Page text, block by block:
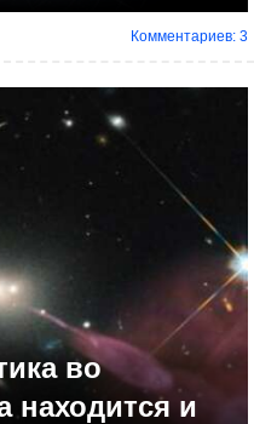
Комментариев: 3
во
находится и